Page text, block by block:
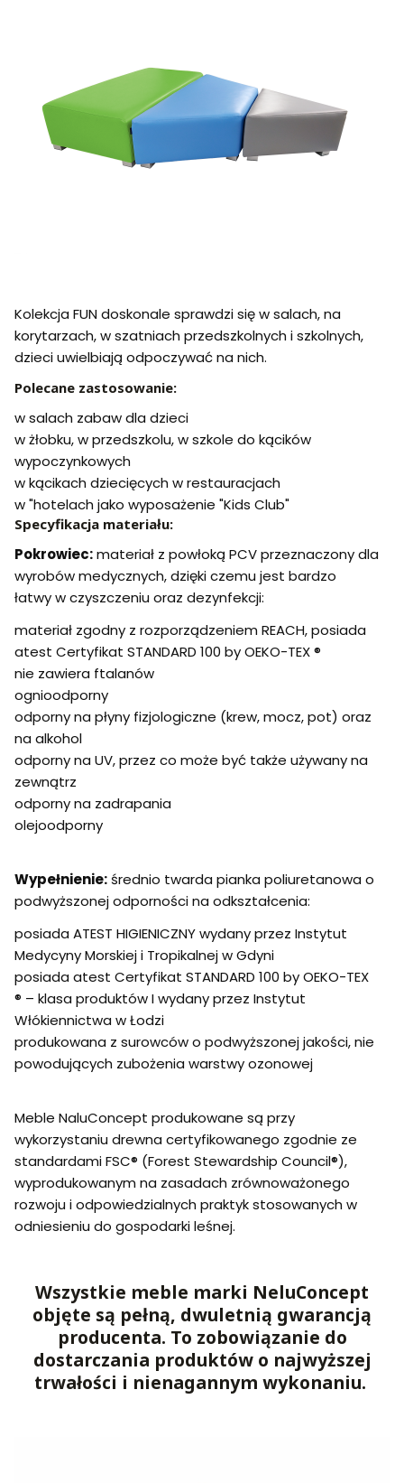
Kolekcja FUN doskonale sprawdzi się w salach, na
korytarzach, w szatniach przedszkolnych i szkolnych,
dzieci uwielbiają odpoczywać na nich.
Polecane zastosowanie:
w salach zabaw dla dzieci
w żłobku, w przedszkolu, w szkole do kącików
wypoczynkowych
w kącikach dziecięcych w restauracjach
w "hotelach jako wyposażenie "Kids Club"
Specyfikacja materiału:
Pokrowiec:materiał z powłoką PCV przeznaczony dla
wyrobów medycznych, dzięki czemu jest bardzo
łatwy w czyszczeniu oraz dezynfekcji:
materiał zgodny z rozporządzeniem REACH, posiada
atest Certyfikat STANDARD 100 by OEKO-TEX ®
nie zawiera ftalanów
ognioodporny
odporny na płyny fizjologiczne (krew, mocz, pot) oraz
na alkohol
odporny na UV, przez co może być także używany na
zewnątrz
odporny na zadrapania
olejoodporny
Wypełnienie:średnio twarda pianka poliuretanowa o
podwyższonej odporności na odkształcenia:
posiada ATEST HIGIENICZNY wydany przez Instytut
Medycyny Morskiej i Tropikalnej w Gdyni
posiada atest Certyfikat STANDARD 100 by OEKO-TEX
® – klasa produktów I wydany przez Instytut
Włókiennictwa w Łodzi
produkowana z surowców o podwyższonej jakości, nie
powodujących zubożenia warstwy ozonowej
Meble NaluConcept produkowane są przy
wykorzystaniu drewna certyfikowanego zgodnie ze
standardami FSC® (Forest Stewardship Council®),
wyprodukowanym na zasadach zrównoważonego
rozwoju i odpowiedzialnych praktyk stosowanych w
odniesieniu do gospodarki leśnej.
Wszystkie meble marki NeluConcept
objęte są pełną, dwuletnią gwarancją
producenta. To zobowiązanie do
dostarczania produktów o najwyższej
trwałości i nienagannym wykonaniu.